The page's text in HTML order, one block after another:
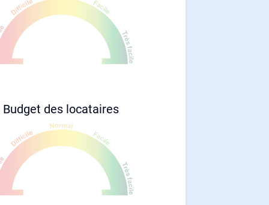
Budget des locataires